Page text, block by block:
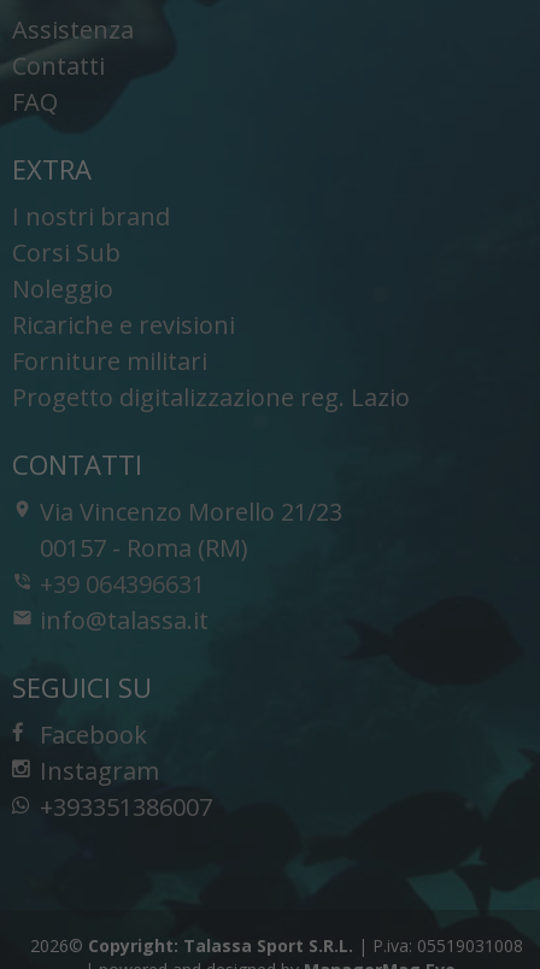
Assistenza
Contatti
FAQ
EXTRA
I nostri brand
Corsi Sub
Noleggio
Ricariche e revisioni
Forniture militari
Progetto digitalizzazione reg. Lazio
CONTATTI
Via Vincenzo Morello 21/23
-
00157 - Roma (RM)
+39 064396631
info@talassa.it
SEGUICI SU
Facebook
Instagram
+393351386007
2026© Copyright: Talassa Sport S.R.L. | P.iva: 05519031008